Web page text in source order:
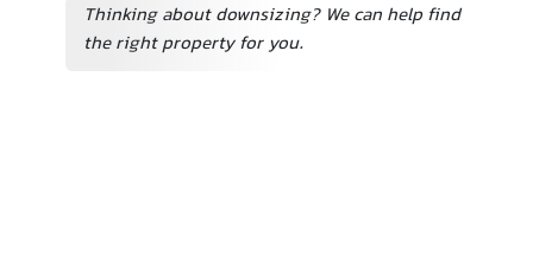
Thinking about downsizing? We can help find
the right property for you.